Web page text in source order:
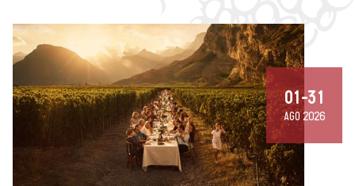
01-31
AGO 2026